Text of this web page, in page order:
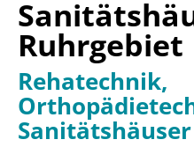
Ruhrgebiet
Rehatechnik,